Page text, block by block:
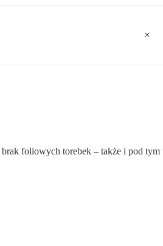
foliowych torebek – także i pod